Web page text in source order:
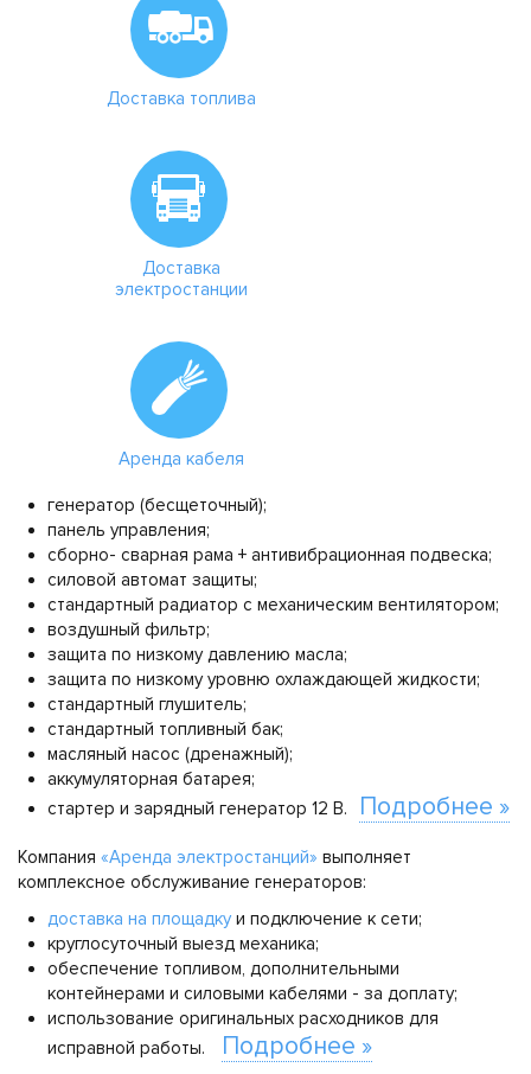
Доставка топлива
Доставка
электростанции
Аренда кабеля
генератор (бесщеточный);
панель управления;
сборно- сварная рама + антивибрационная подвеска;
силовой автомат защиты;
стандартный радиатор с механическим вентилятором;
воздушный фильтр;
защита по низкому давлению масла;
защита по низкому уровню охлаждающей жидкости;
стандартный глушитель;
стандартный топливный бак;
масляный насос (дренажный);
аккумуляторная батарея;
стартер и зарядный генератор 12 В.
Подробнее »
Компания «Аренда электростанций» выполняет
комплексное обслуживание генераторов:
доставка на площадку и подключение к сети;
круглосуточный выезд механика;
обеспечение топливом, дополнительными
контейнерами и силовыми кабелями - за доплату;
использование оригинальных расходников для
исправной работы.
Подробнее »